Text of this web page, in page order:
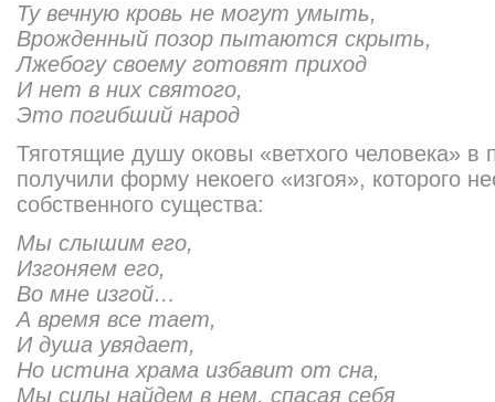
Ту вечную кровь не могут умыть,
Врожденный позор пытаются скрыть,
Лжебогу своему готовят приход
И нет в них святого,
Это погибший народ
Тяготящие душу оковы «ветхого человека» в
получили форму некоего «изгоя», которого
собственного существа:
Мы слышим его,
Изгоняем его,
Во мне изгой…
А время все тает,
И душа увядает,
Но истина храма избавит от сна,
Мы силы найдем в нем, спасая себя